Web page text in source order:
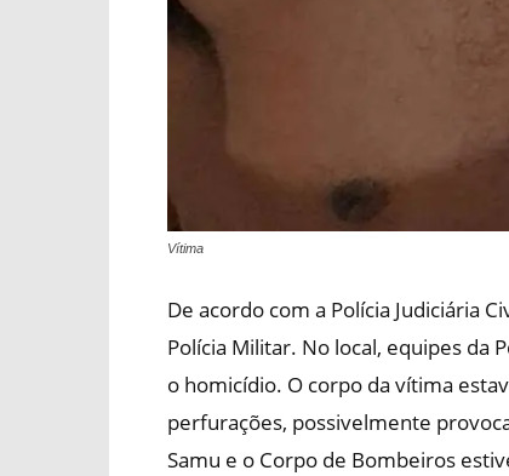
Vítima
De acordo com a Polícia Judiciária
Polícia Militar. No local, equipes da
o homicídio. O corpo da vítima
perfurações, possivelmente
Samu e o Corpo de Bombeiros